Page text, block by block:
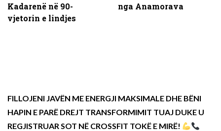
Kadarenë në 90-
vjetorin e lindjes
nga Anamorava
FILLOJENI JAVËN ME ENERGJI MAKSIMALE DHE BËNI
HAPIN E PARË DREJT TRANSFORMIMIT TUAJ DUKE U
REGJISTRUAR SOT NË CROSSFIT TOKË E MIRË!